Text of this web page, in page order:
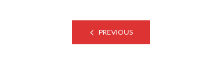
PREVIOUS